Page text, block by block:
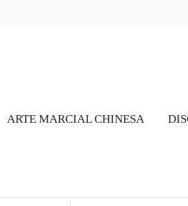
ARTE MARCIAL CHINESA